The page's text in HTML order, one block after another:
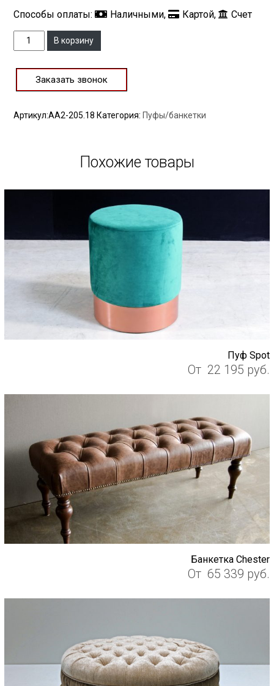
Способы оплаты: Наличными, Картой, Счет
КоличествоВ корзину
Заказать звонок
Артикул:AA2-205.18 Категория: Пуфы/банкетки
Похожие товары
Пуф Spot
От 22 195 руб.
Банкетка Chester
От 65 339 руб.